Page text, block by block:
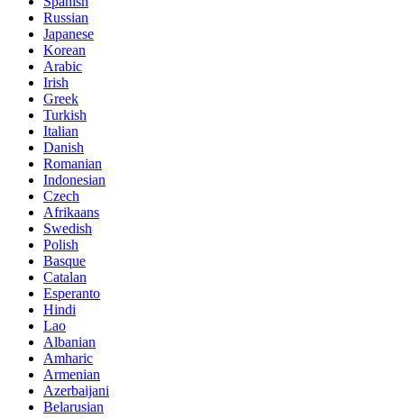
Russian
Japanese
Korean
Arabic
Irish
Greek
Turkish
Italian
Danish
Romanian
Indonesian
Czech
Afrikaans
Swedish
Polish
Basque
Catalan
Esperanto
Hindi
Lao
Albanian
Amharic
Armenian
Azerbaijani
Belarusian